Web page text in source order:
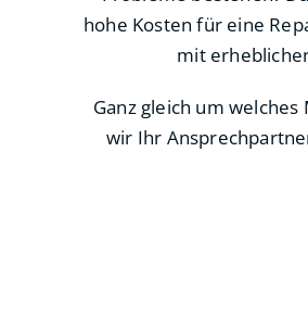
hohe Kosten für eine
mit
Ganz gleich um
wir Ihr